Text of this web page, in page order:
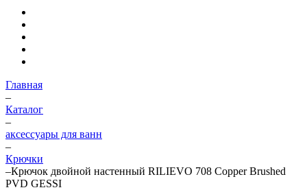
Главная
–
Каталог
–
аксессуары для ванн
–
Крючки
–Крючок двойной настенный RILIEVO 708 Copper Brushed
PVD GESSI